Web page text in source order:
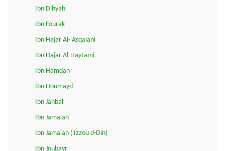
Ibn Dihyah
Ibn Fourak
Ibn Hajar Al-'Asqalani
Ibn Hajar Al-Haytami
Ibn Hamdan
Ibn Houmayd
Ibn Jahbal
Ibn Jama'ah
Ibn Jama'ah ('Izzou d-Din)
Ibn Joubayr